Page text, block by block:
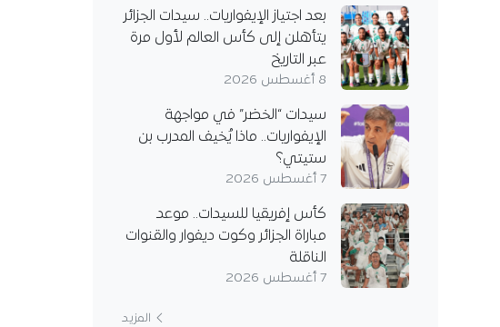
بعد اجتياز الإيفواريات.. سيدات الجزائر
يتأهلن إلى كأس العالم لأول مرة
عبر التاريخ
8 أغسطس 2026
سيدات “الخضر” في مواجهة
الإيفواريات.. ماذا يُخيف المدرب بن
ستيتي؟
7 أغسطس 2026
كأس إفريقيا للسيدات.. موعد
مباراة الجزائر وكوت ديفوار والقنوات
الناقلة
7 أغسطس 2026
المزيد